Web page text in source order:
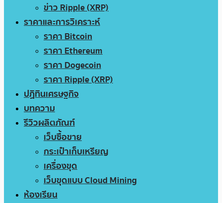
ข่าว Ripple (XRP)
ราคาและการวิเคราะห์
ราคา Bitcoin
ราคา Ethereum
ราคา Dogecoin
ราคา Ripple (XRP)
ปฏิทินเศรษฐกิจ
บทความ
รีวิวผลิตภัณฑ์
เว็บซื้อขาย
กระเป๋าเก็บเหรียญ
เครื่องขุด
เว็บขุดแบบ Cloud Mining
ห้องเรียน